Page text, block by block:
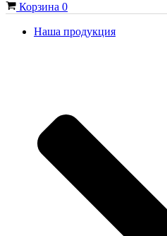
Корзина 0
Наша продукция